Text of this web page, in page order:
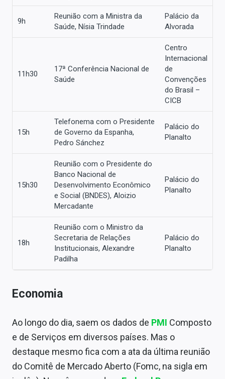
9h
Reunião com a Ministra da
Saúde, Nísia Trindade
Palácio da
Alvorada
11h30
17ª Conferência Nacional de
Saúde
Centro
Internacional
de
Convenções
do Brasil –
CICB
15h
Telefonema com o Presidente
de Governo da Espanha,
Pedro Sánchez
Palácio do
Planalto
15h30
Reunião com o Presidente do
Banco Nacional de
Desenvolvimento Econômico
e Social (BNDES), Aloizio
Mercadante
Palácio do
Planalto
18h
Reunião com o Ministro da
Secretaria de Relações
Institucionais, Alexandre
Padilha
Palácio do
Planalto
Economia
Ao longo do dia, saem os dados de PMI Composto
e de Serviços em diversos países. Mas o
destaque mesmo fica com a ata da última reunião
do Comitê de Mercado Aberto (Fomc, na sigla em